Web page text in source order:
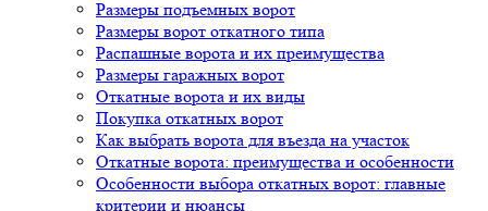
Размеры подъемных ворот
Размеры ворот откатного типа
Распашные ворота и их преимущества
Размеры гаражных ворот
Откатные ворота и их виды
Покупка откатных ворот
Как выбрать ворота для въезда на участок
Откатные ворота: преимущества и особенности
Особенности выбора откатных ворот: главные
критерии и нюансы